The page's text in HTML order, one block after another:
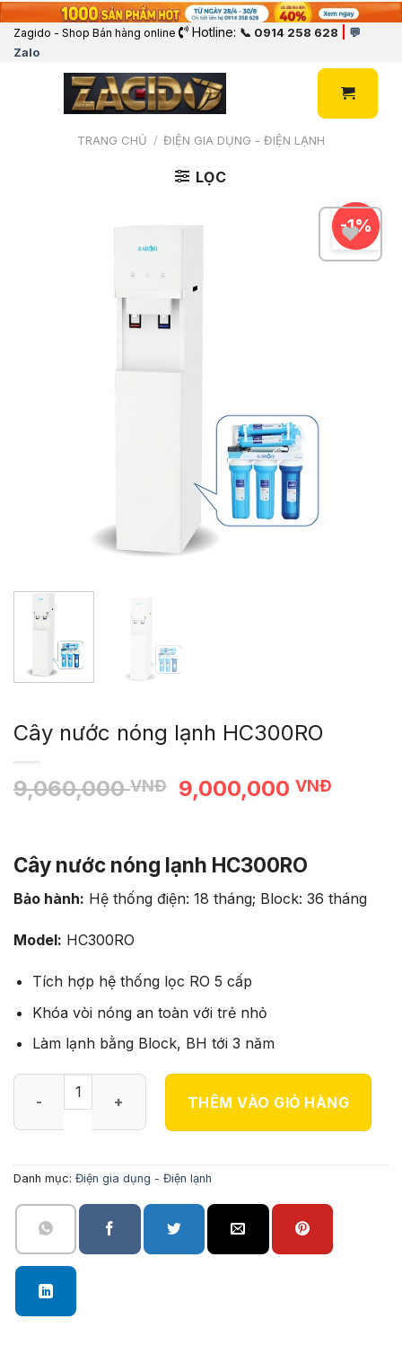
Zagido - Shop Bán hàng online Hotline: 📞 0914 258 628
💬
Zalo
TRANG CHỦ / ĐIỆN GIA DỤNG - ĐIỆN LẠNH
LỌC
-1%
Cây nước nóng lạnh HC300RO
9,060,000VNĐ Giá gốc là:
9,000,000VNĐ
Cây nước nóng lạnh HC300RO
Bảo hành: Hệ thống điện: 18 tháng; Block: 36 tháng
Model: HC300RO
Tích hợp hệ thống lọc RO 5 cấp
Khóa vòi nóng an toàn với trẻ nhỏ
Làm lạnh bằng Block, BH tới 3 năm
Cây nước nóng lạnh HC300RO số lượng
THÊM VÀO GIỎ HÀNG
Danh mục: Điện gia dụng - Điện lạnh